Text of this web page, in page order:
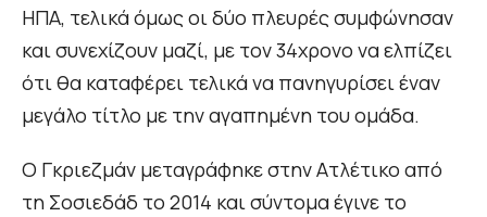
ΗΠΑ, τελικά όμως οι δύο πλευρές συμφώνησαν
και συνεχίζουν μαζί, με τον 34χρονο να ελπίζει
ότι θα καταφέρει τελικά να πανηγυρίσει έναν
μεγάλο τίτλο με την αγαπημένη του ομάδα.
Ο Γκριεζμάν μεταγράφηκε στην Ατλέτικο από
τη Σοσιεδάδ το 2014 και σύντομα έγινε το